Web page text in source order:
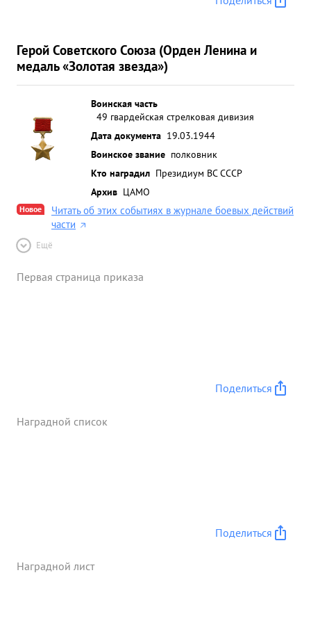
МОЛОЧНАЯ О так же руководство по о
Герой Советского Союза (Орден Ленина и
медаль «Золотая звезда»)
Воинская часть
49 гвардейская стрелковая дивизия
Дата документа 19.03.1944
Воинское звание полковник
Кто наградил Президиум ВС СССР
Архив ЦАМО
Новое
Читать об этих событиях в журнале боевых действий
части
Ещё
Первая страница приказа
Поделиться
Наградной список
Поделиться
Наградной лист